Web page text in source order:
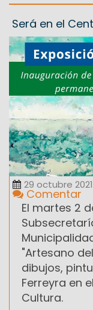
Será en el
29 octubre 2021
Comentar
El martes 2
"Artesano
dibujos,
Ferreyra en
Cultura.